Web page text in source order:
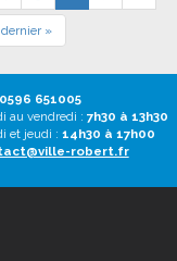
dernier »
0596 651005
au vendredi : 7h30 à 13h30
et jeudi : 14h30 à 17h00
robert.fr